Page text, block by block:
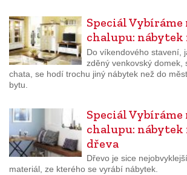
Speciál
chalupu: nábytek
Do víkendového stavení,
zděný venkovský domek,
chata, se hodí trochu jiný nábytek než do
bytu.
Speciál
chalupu: nábytek
dřeva
Dřevo je sice
materiál, ze kterého se vyrábí nábytek.